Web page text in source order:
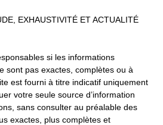
EXHAUSTIVITÉ ET ACTUALITÉ
si les informations
sont pas exactes, complètes ou à
est fourni à titre indicatif uniquement
votre seule source d’information
sans consulter au préalable des
exactes, plus complètes et